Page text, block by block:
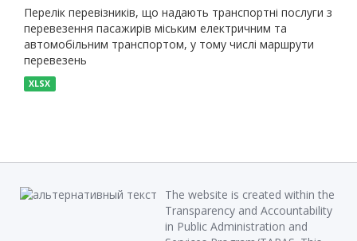
Перелік перевізників, що надають транспортні послуги з
перевезення пасажирів міським електричним та
автомобільним транспортом, у тому числі маршрути
перевезень
XLSX
The website is created within the
Transparency and Accountability
in Public Administration and